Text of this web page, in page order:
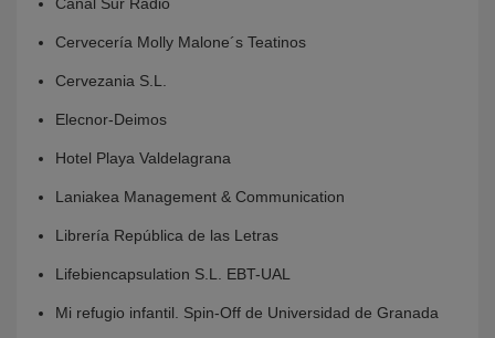
Cervecería Molly Malone´s Teatinos
Cervezania S.L.
Elecnor-Deimos
Hotel Playa Valdelagrana
Laniakea Management & Communication
Librería República de las Letras
Lifebiencapsulation S.L. EBT-UAL
Mi refugio infantil. Spin-Off de Universidad de Granada